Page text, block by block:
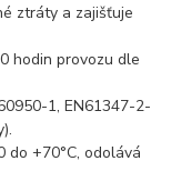
ztráty a zajišťuje
hodin provozu dle
1, EN61347-2-
do +70°C, odolává